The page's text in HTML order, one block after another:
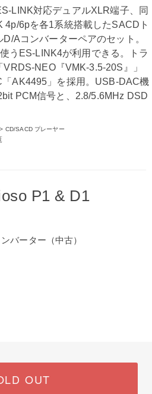
LINK対応デュアルXLR端子、同
4p/6pを各1系統搭載したSACDト
Aコンバーターペアのセット。
うES-LINK4が利用できる。トラ
NEO『VMK-3.5-20S』」
AK4495」を採用。USB-DAC機
PCM信号と、2.8/5.6MHz DSD
> CD/SACD プレーヤー
P1 & D1
バーター（中古）
OUT